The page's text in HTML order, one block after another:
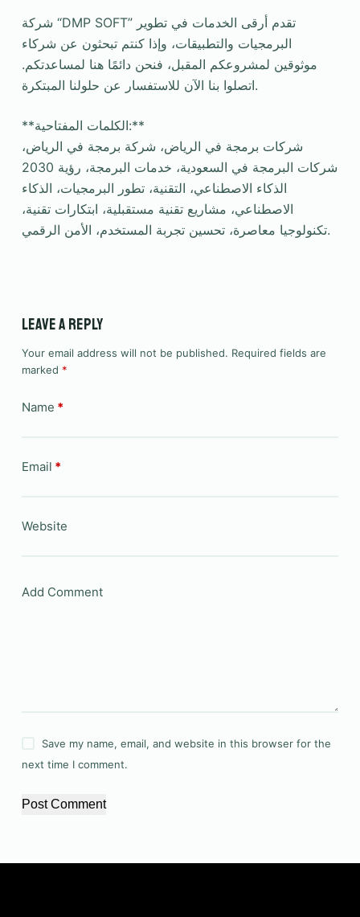
شركة “DMP SOFT” تقدم أرقى الخدمات في تطوير
البرمجيات والتطبيقات، وإذا كنتم تبحثون عن شركاء
موثوقين لمشروعكم المقبل، فنحن دائمًا هنا لمساعدتكم.
اتصلوا بنا الآن للاستفسار عن حلولنا المبتكرة.
**الكلمات المفتاحية:**
شركات برمجة في الرياض، شركة برمجة في الرياض،
شركات البرمجة في السعودية، خدمات البرمجة، رؤية 2030
الذكاء الاصطناعي، التقنية، تطور البرمجيات، الذكاء
الاصطناعي، مشاريع تقنية مستقبلية، ابتكارات تقنية،
تكنولوجيا معاصرة، تحسين تجربة المستخدم، الأمن الرقمي.
Leave a Reply
Your email address will not be published. Required fields are
marked *
Name *
Email *
Website
Add Comment
Save my name, email, and website in this browser for the
next time I comment.
Post Comment